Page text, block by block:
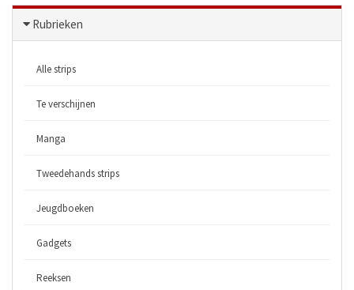
Rubrieken
Alle strips
Te verschijnen
Manga
Tweedehands strips
Jeugdboeken
Gadgets
Reeksen